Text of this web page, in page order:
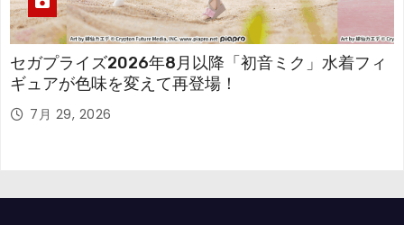
セガプライズ2026年8月以降「初音ミク」水着フィ
ギュアが色味を変えて再登場！
7月 29, 2026